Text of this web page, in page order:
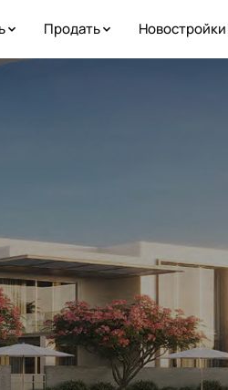
Продать Новостройки